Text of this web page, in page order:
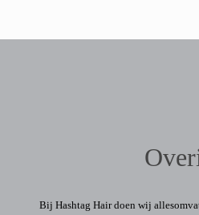
Bij Hashtag Hair doen wij